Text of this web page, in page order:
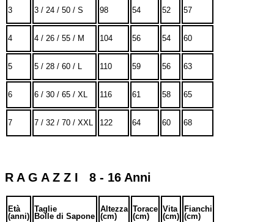
3 3 / 24 / 50 / S 98 54 52 57
4 4 / 26 / 55 / M 104 56 54 60
5 5 / 28 / 60 / L 110 59 56 63
6 6 / 30 / 65 / XL 116 61 58 65
7 7 / 32 / 70 / XXL 122 64 60 68
R A G A Z Z I 8 - 16 Anni
Età
(anni)
Taglie
Bolle di Sapone
Altezza
(cm)
Torace
(cm)
Vita
(cm)
Fianchi
(cm)